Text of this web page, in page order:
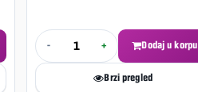
- + Dodaj u korpu
Brzi pregled